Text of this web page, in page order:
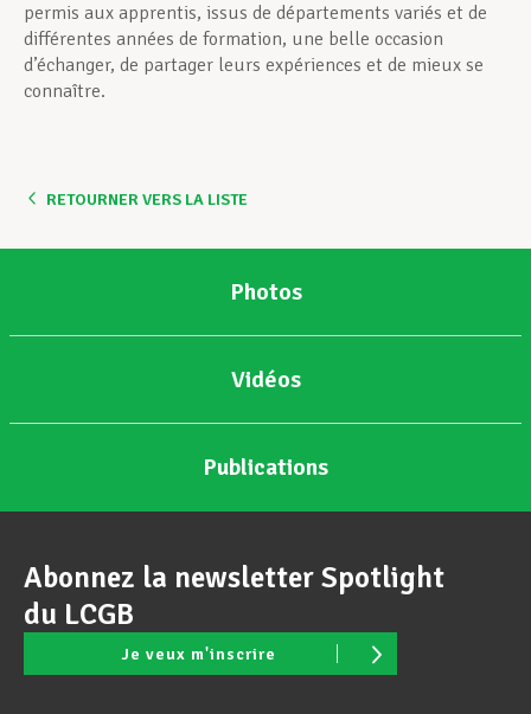
permis aux apprentis, issus de départements variés et de
différentes années de formation, une belle occasion
d’échanger, de partager leurs expériences et de mieux se
connaître.
RETOURNER VERS LA LISTE
Photos
Vidéos
Publications
Abonnez la newsletter Spotlight
du LCGB
Je veux m'inscrire